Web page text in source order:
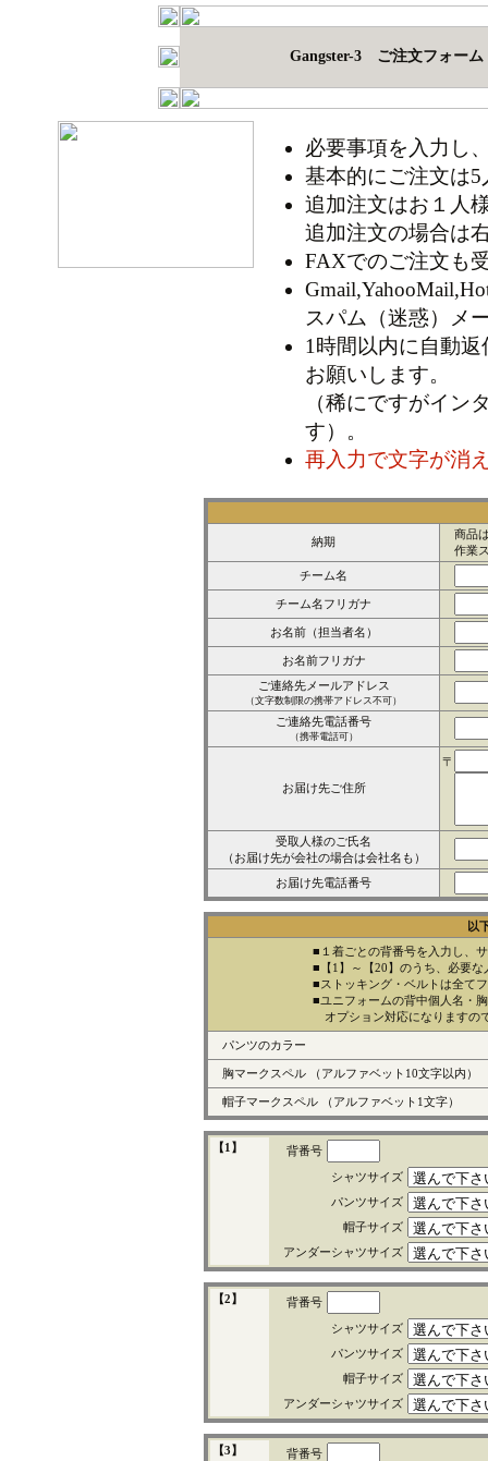
Gangster-3 ご注文フォーム
必要事項を入力し
基本的にご注文は
追加注文はお１人
追加注文の場合は
FAXでのご注文も
スパム（迷惑）メ
1時間以内に自動
お願いします。
（稀にですがイン
す）。
再入力で文字が消
納期
商品
作業
チーム名
チーム名フリガナ
お名前（担当者名）
お名前フリガナ
ご連絡先メールアドレス
（文字数制限の携帯アドレス不可）
ご連絡先電話番号
（携帯電話可）
お届け先ご住所
〒
受取人様のご氏名
（お届け先が会社の場合は会社名も）
お届け先電話番号
以
■１着ごとの背番号を入力し、
■【1】～【20】のうち、必要
■ストッキング・ベルトは全て
■ユニフォームの背中個人名・
オプション対応になりますの
パンツのカラー
胸マークスペル （アルファベット10文字以内）
帽子マークスペル （アルファベット1文字）
【1】
背番号
シャツサイズ
パンツサイズ
帽子サイズ
アンダーシャツサイズ
【2】
背番号
シャツサイズ
パンツサイズ
帽子サイズ
アンダーシャツサイズ
【3】
背番号